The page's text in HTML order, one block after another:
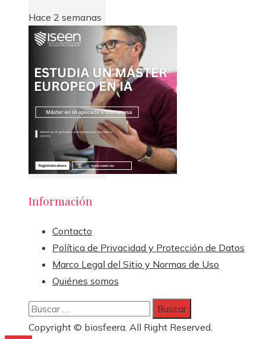
Hace 2 semanas
Información
Contacto
Política de Privacidad y Protección de Datos
Marco Legal del Sitio y Normas de Uso
Quiénes somos
Buscar:
Copyright © biosfeera. All Right Reserved.